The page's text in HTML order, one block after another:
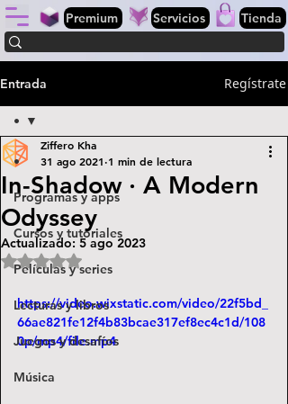
Premium Servicios Tienda
Entrada Regístrate
•
Programas y apps
Cursos y tutoriales
Películas y series
Lecturas y libros
Juegos y desafíos
Música
•
In-Shadow · A Modern
Odyssey
Ziffero Kha
31 ago 2021 1 min de lectura
Actualizado:5 ago 2023
Obtuvo NaN de 5 estrellas.
https://video.wixstatic.com/video/22f5bd_
66ae821fe12f4b83bcae317ef8ec4c1d/108
0p/mp4/file.mp4